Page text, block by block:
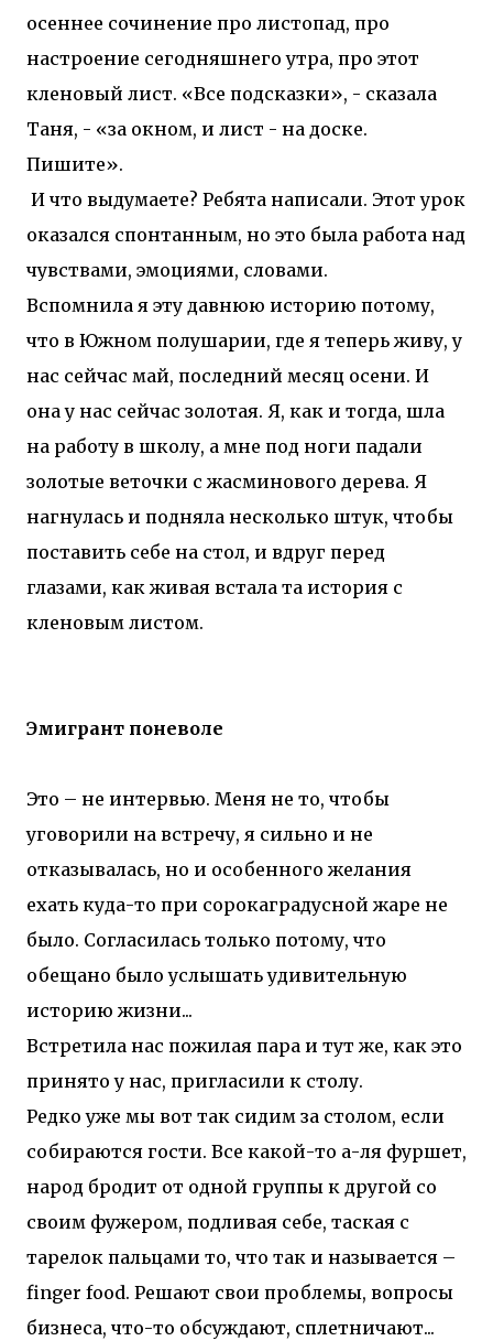
осеннее сочинение про листопад, про
настроение сегодняшнего утра, про этот
кленовый лист. «Все подсказки», - сказала
Таня, - «за окном, и лист - на доске.
Пишите».
И что выдумаете? Ребята написали. Этот урок
оказался спонтанным, но это была работа над
чувствами, эмоциями, словами.
Вспомнила я эту давнюю историю потому,
что в Южном полушарии, где я теперь живу, у
нас сейчас май, последний месяц осени. И
она у нас сейчас золотая. Я, как и тогда, шла
на работу в школу, а мне под ноги падали
золотые веточки с жасминового дерева. Я
нагнулась и подняла несколько штук, чтобы
поставить себе на стол, и вдруг перед
глазами, как живая встала та история с
кленовым листом.
Эмигрант поневоле
Это – не интервью. Меня не то, чтобы
уговорили на встречу, я сильно и не
отказывалась, но и особенного желания
ехать куда-то при сорокаградусной жаре не
было. Согласилась только потому, что
обещано было услышать удивительную
историю жизни...
Встретила нас пожилая пара и тут же, как это
принято у нас, пригласили к столу.
Редко уже мы вот так сидим за столом, если
собираются гости. Все какой-то а-ля фуршет,
народ бродит от одной группы к другой со
своим фужером, подливая себе, таская с
тарелок пальцами то, что так и называется –
finger food. Решают свои проблемы, вопросы
бизнеса, что-то обсуждают, сплетничают...